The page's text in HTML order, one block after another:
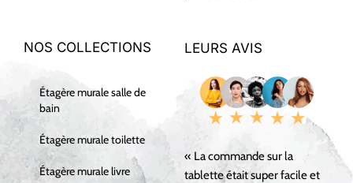
NOS COLLECTIONS
Étagère murale salle de
bain
Étagère murale toilette
Étagère murale livre
LEURS AVIS
« La commande sur la
tablette était super facile et